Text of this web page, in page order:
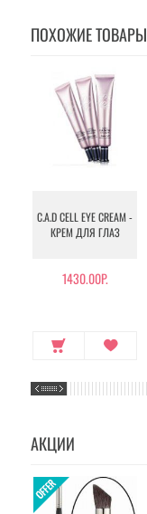
ПОХОЖИЕ ТОВАРЫ
C.A.D CELL EYE CREAM -
КРЕМ ДЛЯ ГЛАЗ
1430.00Р.
АКЦИИ